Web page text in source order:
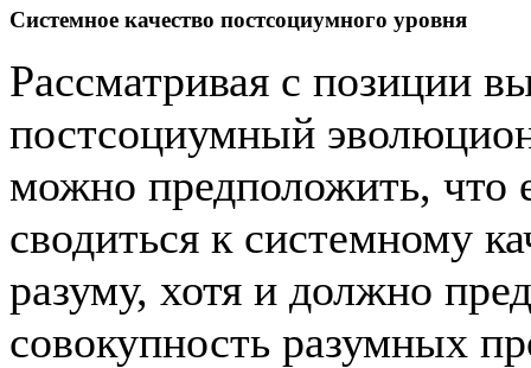
Системное качество постсоциумного уровня
Рассматривая с позиции
постсоциумный
можно предположить, что
сводиться к системному
разуму, хотя и должно
совокупность разумных